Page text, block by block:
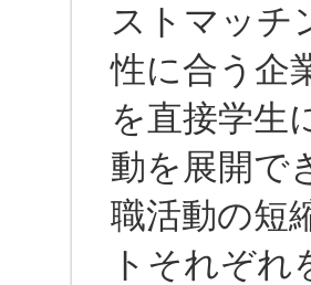
ストマッチ
性に合う企
を直接学生
動を展開で
職活動の短
トそれぞ